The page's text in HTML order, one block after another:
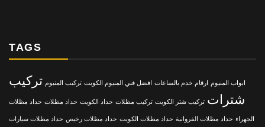
TAGS
ابواب المنيوم ارقام خدم بالساعات افضل فني المنيوم الكويت تركيب المنيوم تركيب
شترات تركيب شتر الكويت تركيب مظلات حداد الكويت حداد مظلات حداد مظلات
الجهراء حداد مظلات الفروانية حداد مظلات الكويت حداد مظلات رخيص حداد مظلات سيارات